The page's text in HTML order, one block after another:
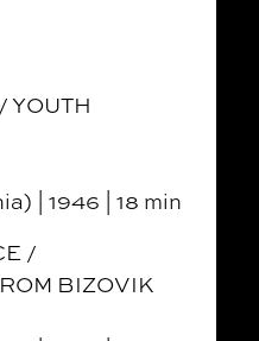
YOUTH
| 1946 | 18 min
/
BIZOVIK